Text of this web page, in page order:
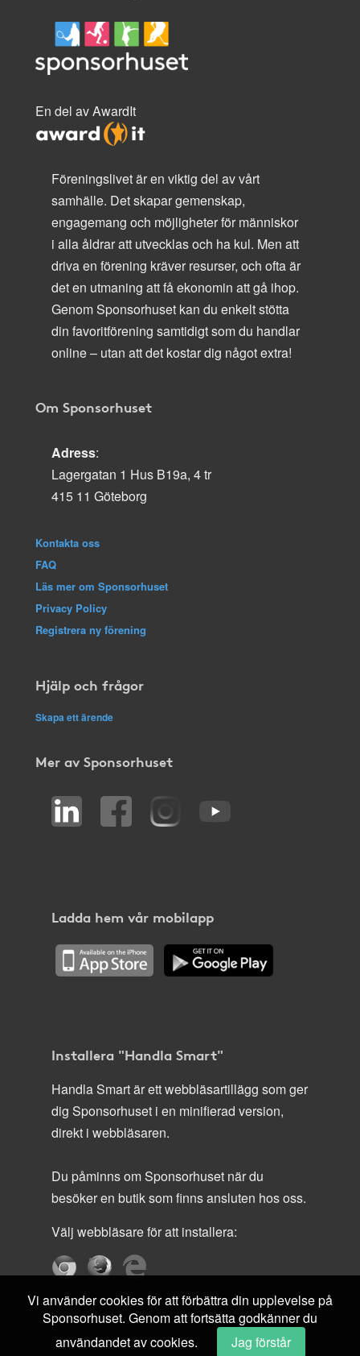
En del av AwardIt
Föreningslivet är en viktig del av vårt
samhälle. Det skapar gemenskap,
engagemang och möjligheter för människor
i alla åldrar att utvecklas och ha kul. Men att
driva en förening kräver resurser, och ofta är
det en utmaning att få ekonomin att gå ihop.
Genom Sponsorhuset kan du enkelt stötta
din favoritförening samtidigt som du handlar
online – utan att det kostar dig något extra!
Om Sponsorhuset
Adress:
Lagergatan 1 Hus B19a, 4 tr
415 11 Göteborg
Kontakta oss
FAQ
Läs mer om Sponsorhuset
Privacy Policy
Registrera ny förening
Hjälp och frågor
Skapa ett ärende
Mer av Sponsorhuset
Ladda hem vår mobilapp
Installera "Handla Smart"
Handla Smart är ett webbläsartillägg som ger
dig Sponsorhuset i en minifierad version,
direkt i webbläsaren.
Du påminns om Sponsorhuset när du
besöker en butik som finns ansluten hos oss.
Välj webbläsare för att installera:
Vi använder cookies för att förbättra din upplevelse på
Sponsorhuset. Genom att fortsätta godkänner du
användandet av cookies.
Jag förstår